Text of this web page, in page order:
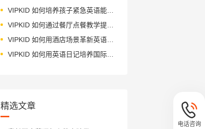
VIPKID 如何培养孩子紧急英语能力？
VIPKID 如何通过餐厅点餐教学提升少儿英语应用能力？
VIPKID 如何用酒店场景革新英语教学？
VIPKID 如何用英语日记培养国际化人才？
精选文章
电话咨询